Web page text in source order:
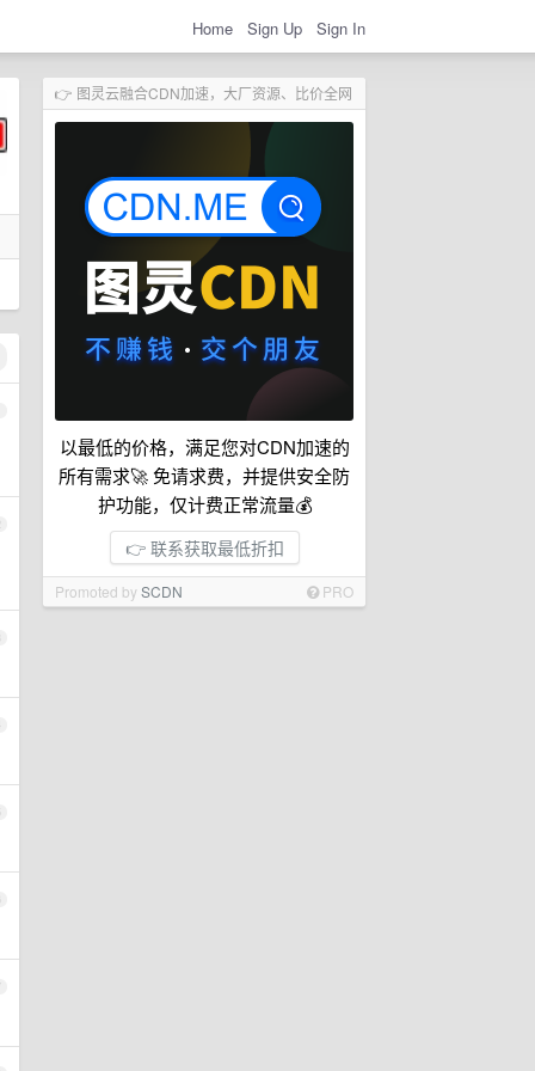
Home Sign Up Sign In
👉 图灵云融合CDN加速，大厂资源、比价全网
以最低的价格，满足您对CDN加速的
所有需求🚀 免请求费，并提供安全防
护功能，仅计费正常流量💰
👉 联系获取最低折扣
Promoted bySCDN PRO